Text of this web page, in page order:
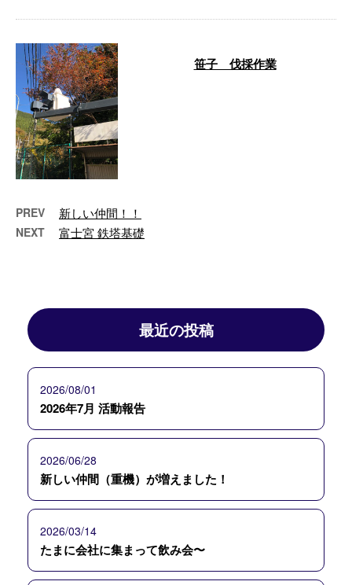
笹子 伐採作業
PREV 新しい仲間！！
NEXT 富士宮 鉄塔基礎
最近の投稿
2026/08/01
2026年7月 活動報告
2026/06/28
新しい仲間（重機）が増えました！
2026/03/14
たまに会社に集まって飲み会〜